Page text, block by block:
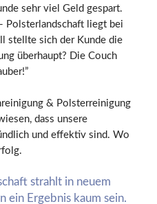
sehr viel Geld gespart.
Polsterlandschaft liegt bei
stellte sich der Kunde die
überhaupt? Die Couch
& Polsterreinigung
dass unsere
und effektiv sind. Wo
strahlt in neuem
ein Ergebnis kaum sein.